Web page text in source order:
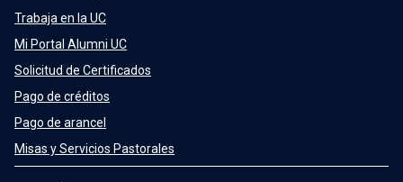
Trabaja en la UC
Mi Portal Alumni UC
Solicitud de Certificados
Pago de créditos
Pago de arancel
Misas y Servicios Pastorales